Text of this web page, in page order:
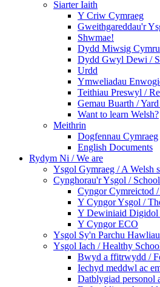
Siarter Iaith
Y Criw Cymraeg
Gweithgareddau'r
Shwmae!
Dydd Miwsig Cymru
Dydd Gwyl Dewi /
Urdd
Ymweliadau
Teithiau Preswyl /
Gemau Buarth /
Want to learn Welsh?
Meithrin
Dogfennau Cymraeg
English Documents
Rydym Ni / We are
Ysgol Gymraeg / A Welsh
Cynghorau'r Ysgol /
Cyngor Cymreictod
Y Cyngor Ysgol /
Y Dewiniaid Digidol
Y Cyngor ECO
Ysgol Sy'n Parchu
Ysgol Iach / Healthy
Bwyd a ffitrwydd /
Iechyd meddwl ac
Datblygiad personol